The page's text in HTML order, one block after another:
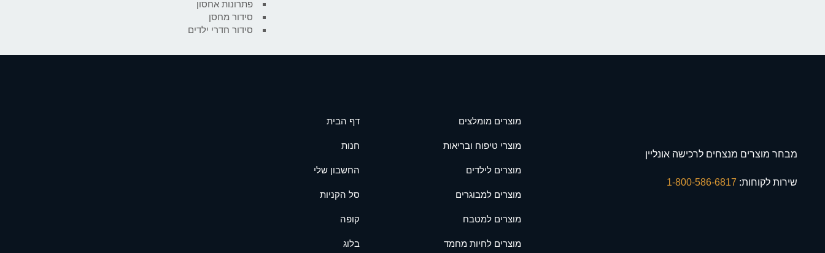
פתרונות אחסון
סידור מחסן
סידור חדרי ילדים
מבחר מוצרים מנצחים לרכישה אונליין
שירות לקוחות:
מוצרים מומלצים
מוצרי טיפוח ובריאות
מוצרים לילדים
מוצרים למבוגרים
מוצרים למטבח
מוצרים לחיות מחמד
דף הבית
חנות
החשבון שלי
סל הקניות
קופה
בלוג